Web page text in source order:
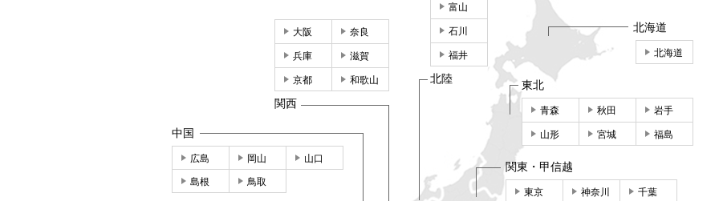
北海道
北海道
東北
青森 秋田 岩手
山形 宮城 福島
関東・甲信越
東京 神奈川 千葉
富山
石川
福井
北陸
大阪 奈良
兵庫 滋賀
京都 和歌山
関西
中国
広島 岡山 山口
島根 鳥取